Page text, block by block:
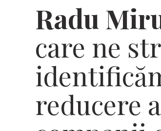
Radu
care ne
reducere